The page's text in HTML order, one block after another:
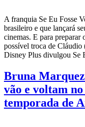
A franquia Se Eu Fosse
brasileiro e que lançará
cinemas. E para preparar
possível troca de
Disney Plus divulgou Se
Bruna
vão e voltam
temporada de